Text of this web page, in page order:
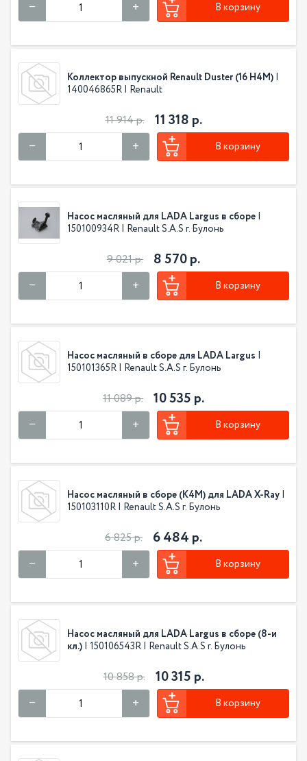
В корзину
Коллектор выпускной Renault Duster (16 H4M) |
140046865R | Renault
11 914 р. 11 318 р.
В корзину
Насос масляный для LADA Largus в сборе |
150100934R | Renault S.A.S г. Булонь
9 021 р. 8 570 р.
В корзину
Насос масляный в сборе для LADA Largus |
150101365R | Renault S.A.S г. Булонь
11 089 р. 10 535 р.
В корзину
Насос масляный в сборе (K4M) для LADA X-Ray |
150103110R | Renault S.A.S г. Булонь
6 825 р. 6 484 р.
В корзину
Насос масляный для LADA Largus в сборе (8-и
кл.) | 150106543R | Renault S.A.S г. Булонь
10 858 р. 10 315 р.
В корзину